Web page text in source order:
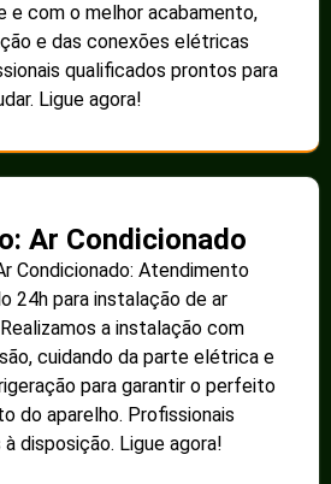
e com o melhor acabamento,
e das conexões elétricas
qualificados prontos para
Ligue agora!
Ar Condicionado
Condicionado: Atendimento
24h para instalação de ar
a instalação com
cuidando da parte elétrica e
para garantir o perfeito
do aparelho. Profissionais
disposição. Ligue agora!